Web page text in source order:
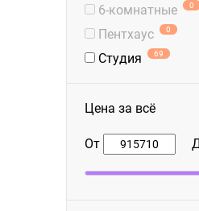
6-комнатные 0
Пентхаус 0
Студия 69
Цена за всё
От